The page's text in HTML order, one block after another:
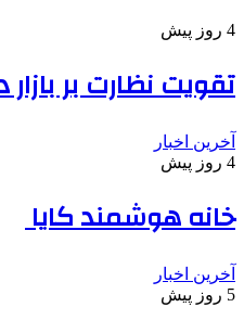
4 روز پیش
تقویت نظارت بر بازار
آخرین اخبار
4 روز پیش
خانه هوشمند کایا
آخرین اخبار
5 روز پیش